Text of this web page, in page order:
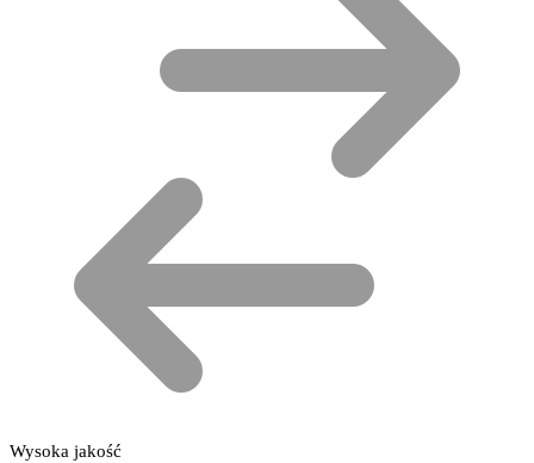
Wysoka jakość